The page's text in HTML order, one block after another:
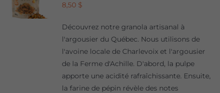
8,50 $
Découvrez notre granola artisanal à
l'argousier du Québec. Nous utilisons de
l'avoine locale de Charlevoix et l'argousier
de la Ferme d'Achille. D'abord, la pulpe
apporte une acidité rafraîchissante. Ensuite,
la farine de pépin révèle des notes